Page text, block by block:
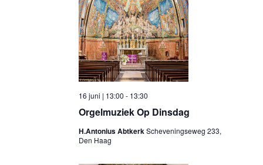
Orgelmuziek Op Dinsdag
16 juni | 13:00 - 13:30
H.Antonius AbtkerkScheveningseweg 233,
Den Haag